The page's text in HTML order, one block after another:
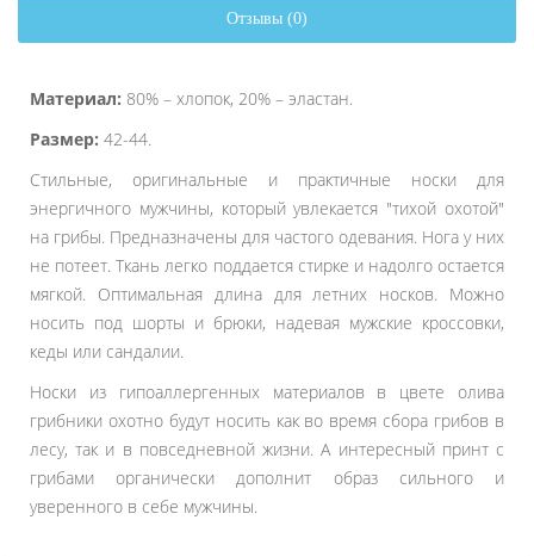
Отзывы (0)
Материал: 80% – хлопок, 20% – эластан.
Размер: 42-44.
Стильные, оригинальные и практичные носки для
энергичного мужчины, который увлекается "тихой охотой"
на грибы. Предназначены для частого одевания. Нога у них
не потеет. Ткань легко поддается стирке и надолго остается
мягкой. Оптимальная длина для летних носков. Можно
носить под шорты и брюки, надевая мужские кроссовки,
кеды или сандалии.
Носки из гипоаллергенных материалов в цвете олива
грибники охотно будут носить как во время сбора грибов в
лесу, так и в повседневной жизни. А интересный принт с
грибами органически дополнит образ сильного и
уверенного в себе мужчины.